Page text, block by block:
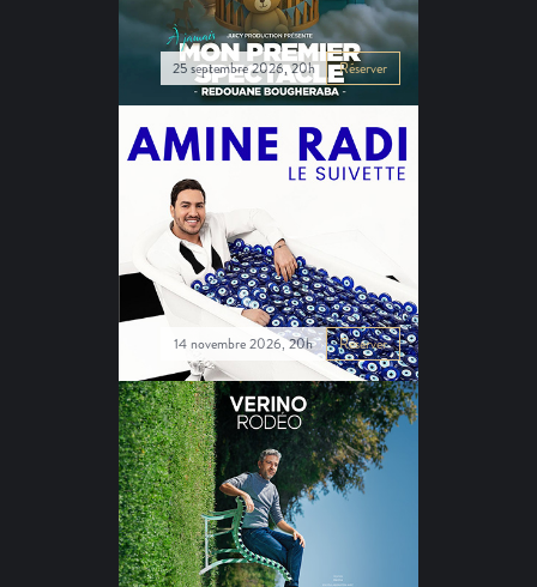
25 septembre 2026, 20h Réserver
14 novembre 2026, 20h Réserver